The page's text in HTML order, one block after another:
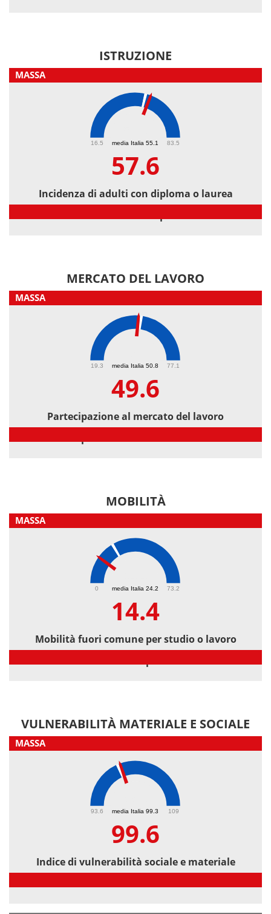
ISTRUZIONE
MASSA
media Italia 55.1
16.5 83.5
57.6
Incidenza di adulti con diploma o laurea
MERCATO DEL LAVORO
MASSA
media Italia 50.8
19.3 77.1
49.6
Partecipazione al mercato del lavoro
MOBILITÀ
MASSA
media Italia 24.2
0 73.2
14.4
Mobilità fuori comune per studio o lavoro
VULNERABILITÀ MATERIALE E SOCIALE
MASSA
media Italia 99.3
93.6 109
99.6
Indice di vulnerabilità sociale e materiale